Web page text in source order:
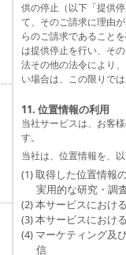
供の停止（以下「提供
て、そのご請求に理由
らのご請求であること
は提供停止を行い、そ
法その他の法令により
い場合は、この限りでは
11. 位置情報の利用
当社サービスは、お客
す。
当社は、位置情報を、
(1) 取得した位置情報
実用的な研究・調
(2) 本サービスにおけ
(3) 本サービスにおけ
(4) マーケティング及
信